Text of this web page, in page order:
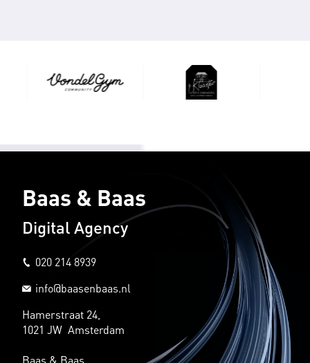
Baas & Baas
Digital Agency
020 214 8939
info@baasenbaas.nl
Hamerstraat 24,
1021 JW Amsterdam